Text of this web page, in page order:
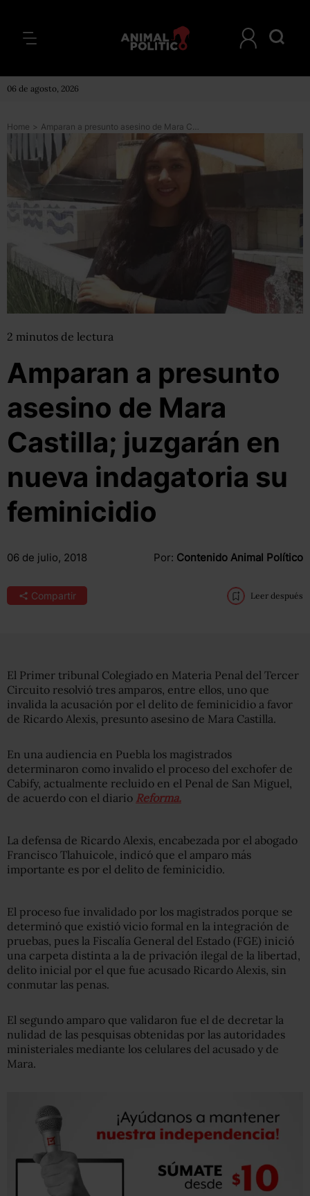
06 de agosto, 2026
Home > Amparan a presunto asesino de Mara Castilla; juzgarán en nueva indagatoria su feminicidio
2 minutos de lectura
Amparan a presunto
asesino de Mara
Castilla; juzgarán en
nueva indagatoria su
feminicidio
06 de julio, 2018 Por: Contenido Animal Político
Compartir Leer después
El Primer tribunal Colegiado en Materia Penal del Tercer
Circuito resolvió tres amparos, entre ellos, uno que
invalida la acusación por el delito de feminicidio a favor
de Ricardo Alexis, presunto asesino de Mara Castilla.
En una audiencia en Puebla los magistrados
determinaron como invalido el proceso del exchofer de
Cabify, actualmente recluido en el Penal de San Miguel,
de acuerdo con el diario Reforma.
La defensa de Ricardo Alexis, encabezada por el abogado
Francisco Tlahuicole, indicó que el amparo más
importante es por el delito de feminicidio.
El proceso fue invalidado por los magistrados porque se
determinó que existió vicio formal en la integración de
pruebas, pues la Fiscalía General del Estado (FGE) inició
una carpeta distinta a la de privación ilegal de la libertad,
delito inicial por el que fue acusado Ricardo Alexis, sin
conmutar las penas.
El segundo amparo que validaron fue el de decretar la
nulidad de las pesquisas obtenidas por las autoridades
ministeriales mediante los celulares del acusado y de
Mara.